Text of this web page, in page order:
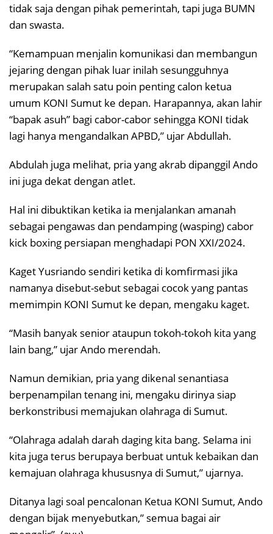
tidak saja dengan pihak pemerintah, tapi juga BUMN
dan swasta.
“Kemampuan menjalin komunikasi dan membangun
jejaring dengan pihak luar inilah sesungguhnya
merupakan salah satu poin penting calon ketua
umum KONI Sumut ke depan. Harapannya, akan lahir
“bapak asuh” bagi cabor-cabor sehingga KONI tidak
lagi hanya mengandalkan APBD,” ujar Abdullah.
Abdulah juga melihat, pria yang akrab dipanggil Ando
ini juga dekat dengan atlet.
Hal ini dibuktikan ketika ia menjalankan amanah
sebagai pengawas dan pendamping (wasping) cabor
kick boxing persiapan menghadapi PON XXI/2024.
Kaget Yusriando sendiri ketika di komfirmasi jika
namanya disebut-sebut sebagai cocok yang pantas
memimpin KONI Sumut ke depan, mengaku kaget.
“Masih banyak senior ataupun tokoh-tokoh kita yang
lain bang,” ujar Ando merendah.
Namun demikian, pria yang dikenal senantiasa
berpenampilan tenang ini, mengaku dirinya siap
berkonstribusi memajukan olahraga di Sumut.
“Olahraga adalah darah daging kita bang. Selama ini
kita juga terus berupaya berbuat untuk kebaikan dan
kemajuan olahraga khususnya di Sumut,” ujarnya.
Ditanya lagi soal pencalonan Ketua KONI Sumut, Ando
dengan bijak menyebutkan,” semua bagai air